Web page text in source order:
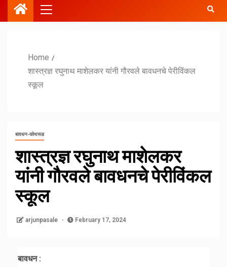
Home
शास्त्रज्ञ रघुनाथ माशेलकर यांनी गौरवले बावधनचे पेरीविंकल
स्कूल
बावधन-कोथरूड
शास्त्रज्ञ रघुनाथ माशेलकर
यांनी गौरवले बावधनचे पेरीविंकल
स्कूल
arjunpasale February 17, 2024
बावधन :